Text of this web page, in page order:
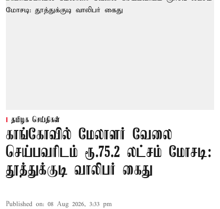
தமிழக செய்திகள்
காங்கோவில் மேலாளர் வேலை
செய்பவரிடம் ரூ.75.2 லட்சம் மோசடி:
தூத்துக்குடி வாலிபர் கைது
Published on: 08 Aug 2026, 3:33 pm